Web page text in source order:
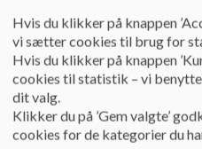
benytte musiklivet i
Vi arbejder aktivt og
med til at udvikle vores
Hvad lærer man:
Hvis du klikker på knappen
vi sætter cookies til brug for
Hvis du klikker på knappen
cookies til statistik – vi
dit valg.
Klikker du på ’Gem valgte’
cookies for de kategorier du